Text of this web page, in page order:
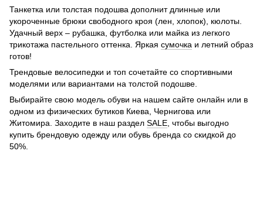
Танкетка или толстая подошва дополнит длинные или
укороченные брюки свободного кроя (лен, хлопок), кюлоты.
Удачный верх – рубашка, футболка или майка из легкого
трикотажа пастельного оттенка. Яркая сумочка и летний образ
готов!
Трендовые велосипедки и топ сочетайте со спортивными
моделями или вариантами на толстой подошве.
Выбирайте свою модель обуви на нашем сайте онлайн или в
одном из физических бутиков Киева, Чернигова или
Житомира. Заходите в наш раздел SALE , чтобы выгодно
купить брендовую одежду или обувь бренда со скидкой до
50%.